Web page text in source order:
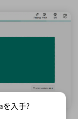
入手?